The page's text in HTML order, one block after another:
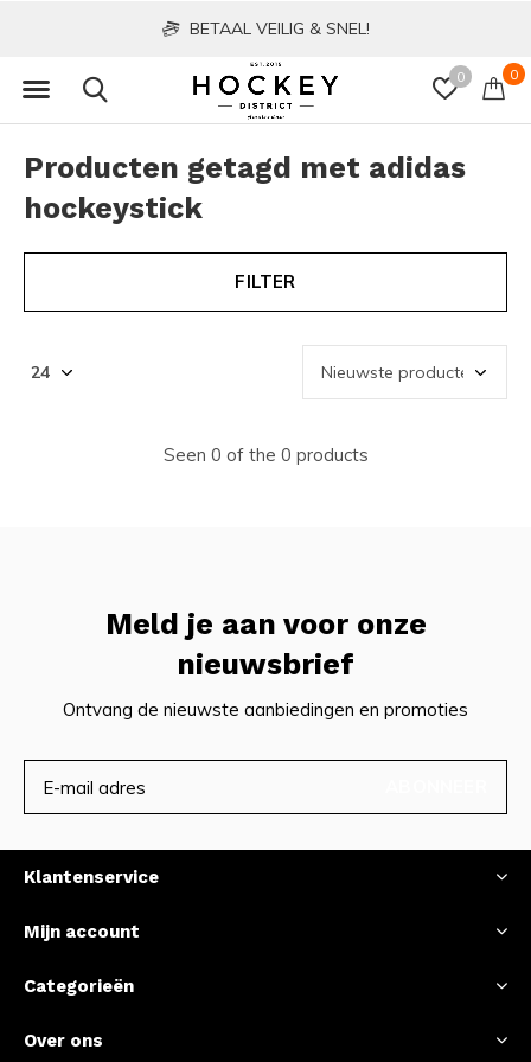
0 0
BETAAL VEILIG & SNEL!
Producten getagd met adidas
hockeystick
FILTER
Seen 0 of the 0 products
Meld je aan voor onze
nieuwsbrief
Ontvang de nieuwste aanbiedingen en promoties
Klantenservice
Mijn account
Categorieën
Over ons